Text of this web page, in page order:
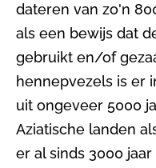
dateren van zo'n
als een bewijs dat
gebruikt en/of
hennepvezels is er
uit ongeveer 5000
Aziatische landen
er al sinds 3000